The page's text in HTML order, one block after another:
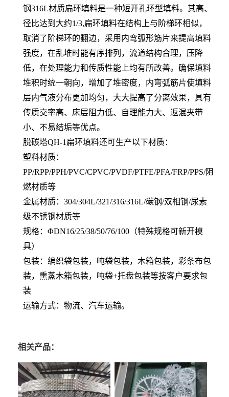
钢316L材质扁环填料是一种短开孔环型填料。其高、
径比达到大约1/3,扁环填料在结构上与阶梯环相似，
取消了阶梯环的翻边，采用内弯弧形筋片来提高填料
强度，在乱堆时能有序排列，流道结构合理，压降
低，在处理能力和传质性能上均有所改善。确保填料
堆积时统一朝向，增加了堆密度，内弯弧筋片使填料
层内气液分布更加均匀，大大提高了分离效果，具有
传质交率高、床层阻力低、自理能力大、返混夹带
小、不易结垢等优点。
脱碳塔QH-1扁环填料还可生产以下材质：
塑料材质：
PP/RPP/PPH/PVC/CPVC/PVDF/PTFE/PFA/FRP/PPS/阻
燃材质等
金属材质：304/304L/321/316/316L/碳钢/双相钢/尿素
级不锈钢材质等
规格：ΦDN16/25/38/50/76/100（特殊规格可新开模
具）
包装：编织袋包装，吨袋包装，木箱包装，彩条布包
装，熏蒸木箱包装，吨袋+托盘包装等按客户要求包
装
运输方式：物流、汽车运输。
相关产品：